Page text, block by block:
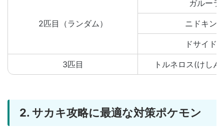
2匹目（ランダム）
ガルーラ
ニドキン
ドサイド
3匹目 トルネロス(けし
2. サカキ攻略に最適な対策ポケモン